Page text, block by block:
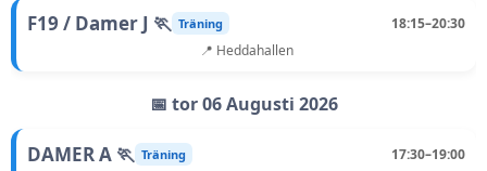
F19 / Damer J 🏃 Träning
18:15–20:30
📍 Heddahallen
📅 tor 06 Augusti 2026
DAMER A 🏃 Träning
17:30–19:00